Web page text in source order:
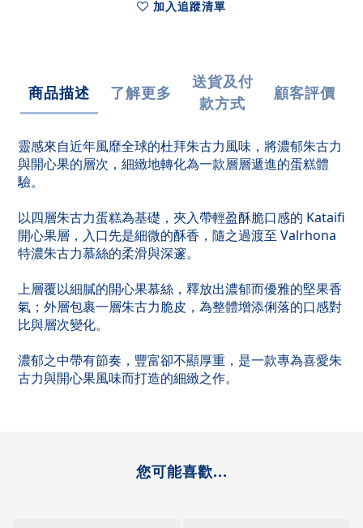
加入追蹤清單
商品描述 了解更多
送貨及付
款方式
顧客評價
靈感來自近年風靡全球的杜拜朱古力風味，將濃郁朱古力
與開心果的層次，細緻地轉化為一款層層遞進的蛋糕體
驗。
以四層朱古力蛋糕為基礎，夾入帶輕盈酥脆口感的 Kataifi
開心果層，入口先是細微的酥香，隨之過渡至 Valrhona
特濃朱古力慕絲的柔滑與深邃。
上層覆以細膩的開心果慕絲，釋放出濃郁而優雅的堅果香
氣；外層包裹一層朱古力脆皮，為整體增添俐落的口感對
比與層次變化。
濃郁之中帶有節奏，豐富卻不顯厚重，是一款專為喜愛朱
古力與開心果風味而打造的細緻之作。
您可能喜歡...